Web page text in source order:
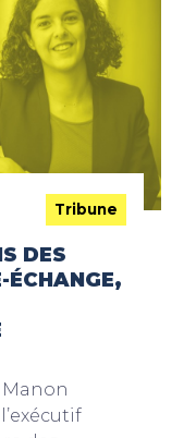
Tribune
DES
ÉCHANGE,
Manon